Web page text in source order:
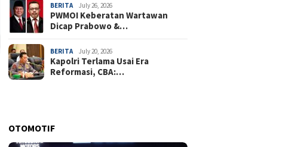
BERITA July 26, 2026
PWMOI Keberatan Wartawan
Dicap Prabowo &…
BERITA July 20, 2026
Kapolri Terlama Usai Era
Reformasi, CBA:…
OTOMOTIF